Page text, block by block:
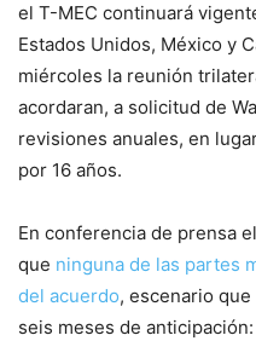
el T-MEC continuará
Estados Unidos, México y
miércoles la reunión
acordaran, a solicitud de
revisiones anuales, en
por 16 años.
En conferencia de prensa
que ninguna de las partes
del acuerdo, escenario
seis meses de